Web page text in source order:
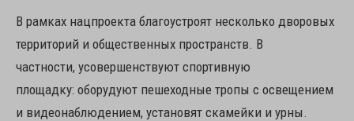
В рамках нацпроекта благоустроят несколько дворовых
территорий и общественных пространств. В
частности, усовершенствуют спортивную
площадку: оборудуют пешеходные тропы с освещением
и видеонаблюдением, установят скамейки и урны.